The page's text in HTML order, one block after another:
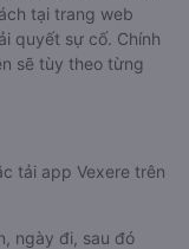
tại trang web
quyết sự cố. Chính
sẽ tùy theo từng
tải app Vexere trên
ngày đi, sau đó